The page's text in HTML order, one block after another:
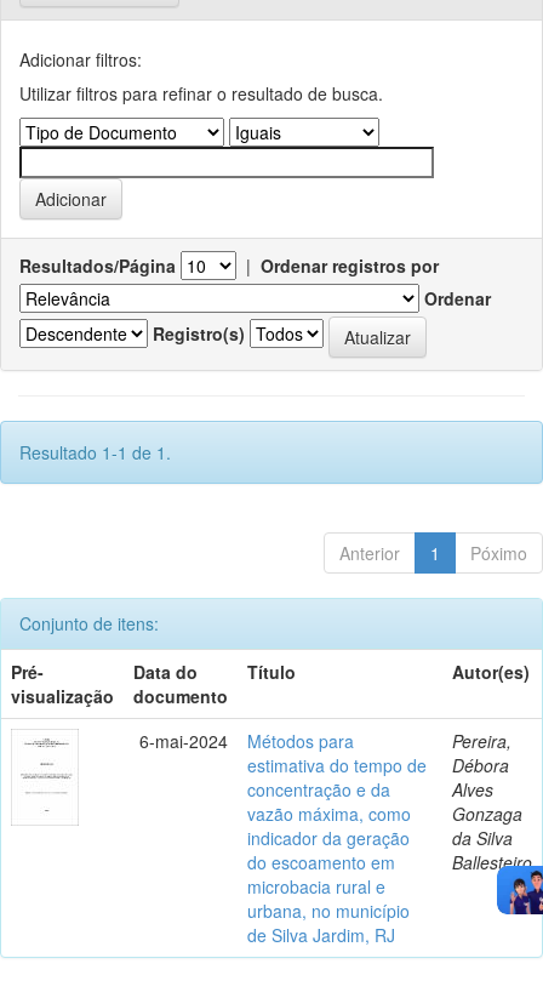
Adicionar filtros:
Utilizar filtros para refinar o resultado de busca.
Resultados/Página | Ordenar registros por
Ordenar
Registro(s)
Resultado 1-1 de 1.
Anterior 1 Póximo
Conjunto de itens:
Pré-
visualização
Data do
documento
Título Autor(es)
6-mai-2024
Métodos para
estimativa do tempo de
concentração e da
vazão máxima, como
indicador da geração
do escoamento em
microbacia rural e
urbana, no município
de Silva Jardim, RJ
Pereira,
Débora
Alves
Gonzaga
da Silva
Ballesteiro